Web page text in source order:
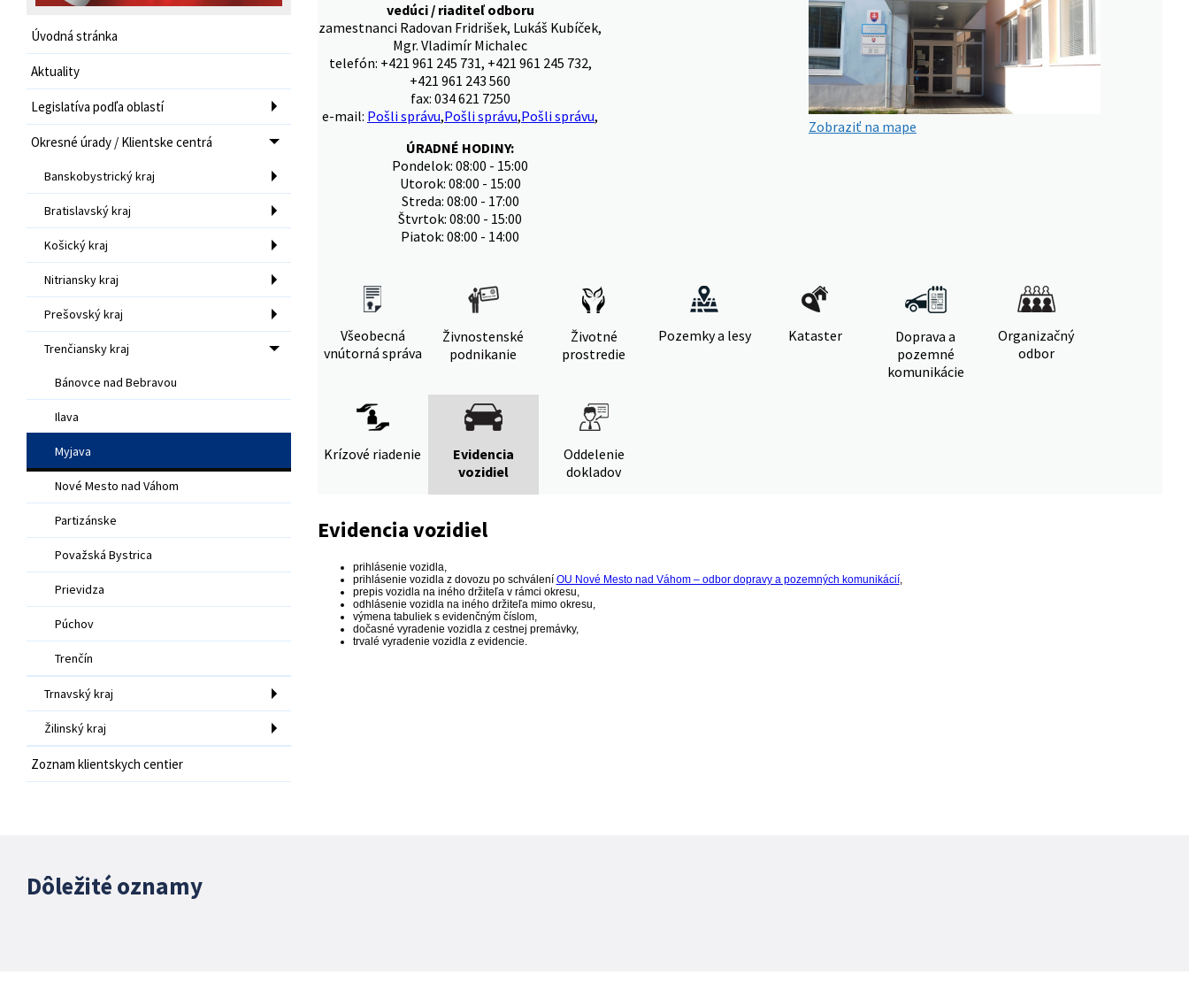
Úvodná stránka
Aktuality
Legislatíva podľa oblastí
Okresné úrady / Klientske centrá
Banskobystrický kraj
Bratislavský kraj
Košický kraj
Nitriansky kraj
Prešovský kraj
Trenčiansky kraj
Bánovce nad Bebravou
Ilava
Myjava
Nové Mesto nad Váhom
Partizánske
Považská Bystrica
Prievidza
Púchov
Trenčín
Trnavský kraj
Žilinský kraj
Zoznam klientskych centier
vedúci / riaditeľ odboru
zamestnanci Radovan Fridrišek, Lukáš Kubíček,
Mgr. Vladimír Michalec
telefón: +421 961 245 731, +421 961 245 732,
+421 961 243 560
fax: 034 621 7250
e-mail: Pošli správu,Pošli správu,Pošli správu,
ÚRADNÉ HODINY:
Pondelok: 08:00 - 15:00
Utorok: 08:00 - 15:00
Streda: 08:00 - 17:00
Štvrtok: 08:00 - 15:00
Piatok: 08:00 - 14:00
Zobraziť na mape
Všeobecná
vnútorná správa
Živnostenské
podnikanie
Životné
prostredie
Pozemky a lesy Kataster
Doprava a
pozemné
komunikácie
Organizačný
odbor
Krízové riadenie
Evidencia
vozidiel
Oddelenie
dokladov
Evidencia vozidiel
prihlásenie vozidla,
prihlásenie vozidla z dovozu po schválení OU Nové Mesto nad Váhom – odbor dopravy a pozemných komunikácií,
prepis vozidla na iného držiteľa v rámci okresu,
odhlásenie vozidla na iného držiteľa mimo okresu,
výmena tabuliek s evidenčným číslom,
dočasné vyradenie vozidla z cestnej premávky,
trvalé vyradenie vozidla z evidencie.
Dôležité oznamy